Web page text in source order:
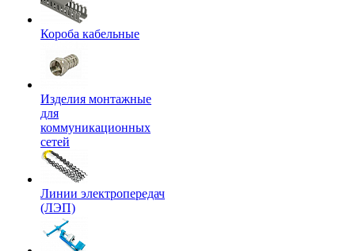
Короба кабельные
Изделия монтажные
для
коммуникационных
сетей
Линии электропередач
(ЛЭП)